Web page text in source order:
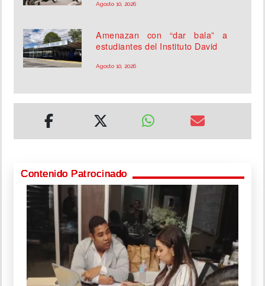
Agosto 10, 2026
Amenazan con “dar bala” a
estudiantes del Instituto David
Agosto 10, 2026
Contenido Patrocinado